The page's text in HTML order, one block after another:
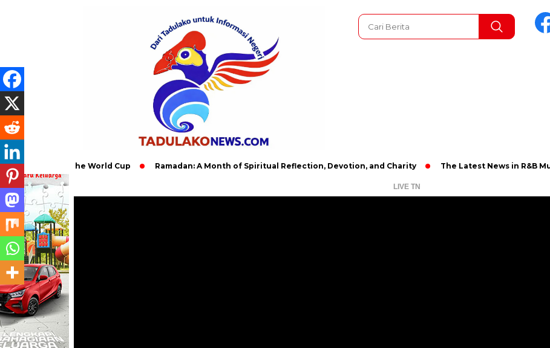
of the World Cup Ramadan: A Month of Spiritual Reflection, Devotion, and Charity The Latest News in R&B Music: A
LIVE TN